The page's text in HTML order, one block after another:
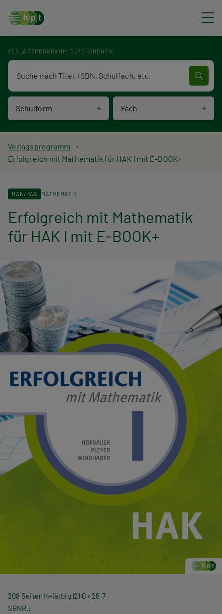
VERLAGSPROGRAMM DURCHSUCHEN
Schulform Fach
Verlagsprogramm Volltextsuche
P
a
d
n
v
i
g
a
t
i
o
n
Verlagsprogramm
Erfolgreich mit Mathematik für HAK I mit E-BOOK+
HAK/HAS MATHEMATIK
Erfolgreich mit Mathematik
für HAK I mit E-BOOK+
208 Seiten 4-färbig 21,0 × 29,7
SBNR.